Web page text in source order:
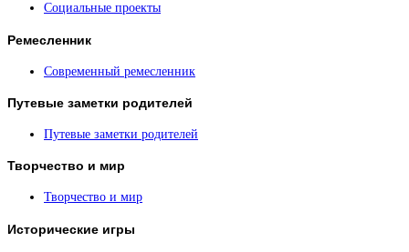
Социальные проекты
Ремесленник
Современный ремесленник
Путевые заметки родителей
Путевые заметки родителей
Творчество и мир
Творчество и мир
Исторические игры